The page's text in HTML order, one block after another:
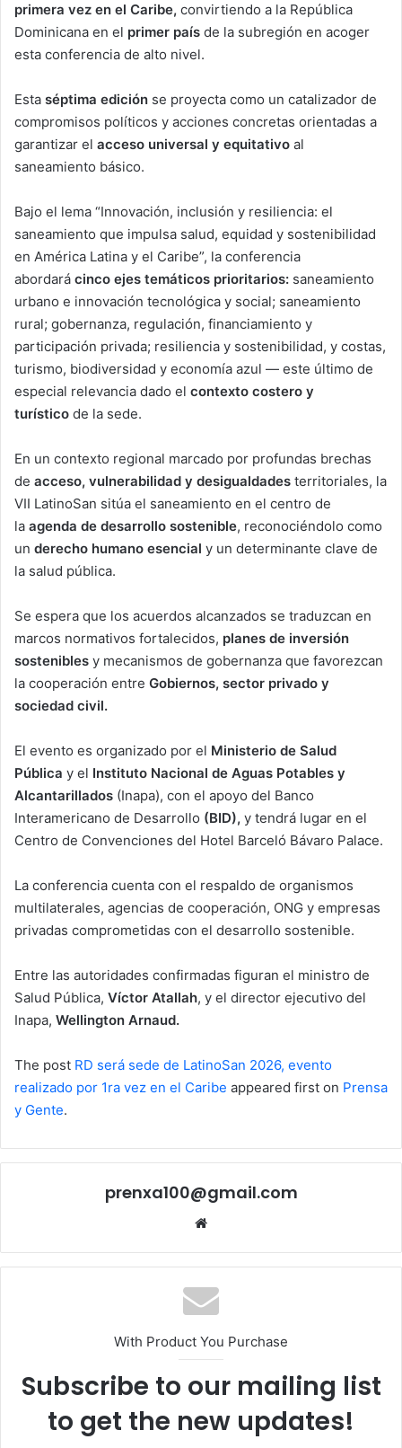
primera vez en el Caribe, convirtiendo a la República
Dominicana en el primer país de la subregión en acoger
esta conferencia de alto nivel.
Esta séptima edición se proyecta como un catalizador de
compromisos políticos y acciones concretas orientadas a
garantizar el acceso universal y equitativo al
saneamiento básico.
Bajo el lema “Innovación, inclusión y resiliencia: el
saneamiento que impulsa salud, equidad y sostenibilidad
en América Latina y el Caribe”, la conferencia
abordará cinco ejes temáticos prioritarios: saneamiento
urbano e innovación tecnológica y social; saneamiento
rural; gobernanza, regulación, financiamiento y
participación privada; resiliencia y sostenibilidad, y costas,
turismo, biodiversidad y economía azul — este último de
especial relevancia dado el contexto costero y
turístico de la sede.
En un contexto regional marcado por profundas brechas
de acceso, vulnerabilidad y desigualdades territoriales, la
VII LatinoSan sitúa el saneamiento en el centro de
la agenda de desarrollo sostenible, reconociéndolo como
un derecho humano esencial y un determinante clave de
la salud pública.
Se espera que los acuerdos alcanzados se traduzcan en
marcos normativos fortalecidos, planes de inversión
sostenibles y mecanismos de gobernanza que favorezcan
la cooperación entre Gobiernos, sector privado y
sociedad civil.
El evento es organizado por el Ministerio de Salud
Pública y el Instituto Nacional de Aguas Potables y
Alcantarillados (Inapa), con el apoyo del Banco
Interamericano de Desarrollo (BID), y tendrá lugar en el
Centro de Convenciones del Hotel Barceló Bávaro Palace.
La conferencia cuenta con el respaldo de organismos
multilaterales, agencias de cooperación, ONG y empresas
privadas comprometidas con el desarrollo sostenible.
Entre las autoridades confirmadas figuran el ministro de
Salud Pública, Víctor Atallah, y el director ejecutivo del
Inapa, Wellington Arnaud.
The post RD será sede de LatinoSan 2026, evento
realizado por 1ra vez en el Caribe appeared first on Prensa
y Gente.
prenxa100@gmail.com
With Product You Purchase
Subscribe to our mailing list
to get the new updates!